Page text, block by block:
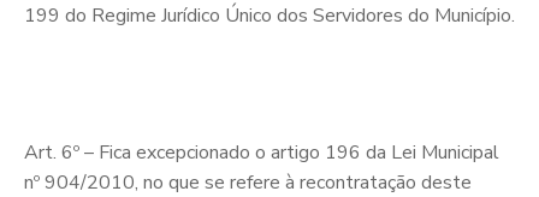
199 do Regime Jurídico Único dos Servidores do Município.
Art. 6º – Fica excepcionado o artigo 196 da Lei Municipal
nº 904/2010, no que se refere à recontratação deste